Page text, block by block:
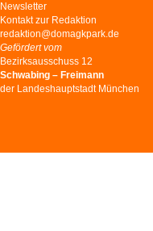
Newsletter
Kontakt zur Redaktion
redaktion@domagkpark.de
Gefördert vom
Bezirksausschuss 12
Schwabing – Freimann
der Landeshauptstadt München